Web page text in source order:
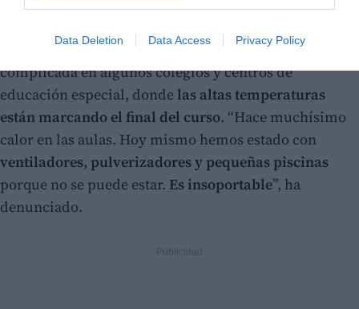
Data Deletion Data Access Privacy Policy
centros educativos valencianos.
Rosell ha explicado que la situación es especialmente
complicada en algunos colegios y centros de
educación especial, dondelas altas temperaturas
están marcando el final del curso. “Hace muchísimo
calor en las aulas. Hoy mismo hemos estado con
ventiladores, pulverizadores y pequeñas piscinas
porque no se puede estar. Es insoportable”, ha
denunciado.